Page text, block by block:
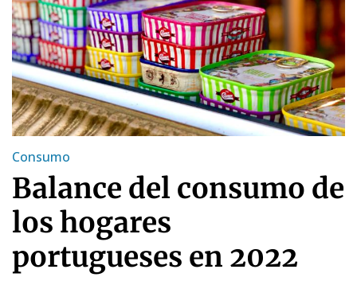
Consumo
Balance del consumo de
los hogares
portugueses en 2022